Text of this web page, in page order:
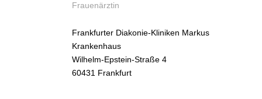
Frauenärztin
Frankfurter Diakonie-Kliniken Markus
Krankenhaus
Wilhelm-Epstein-Straße 4
60431 Frankfurt